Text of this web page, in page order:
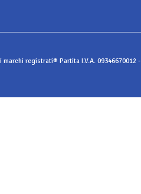
registrati® Partita I.V.A. 09346670012 -